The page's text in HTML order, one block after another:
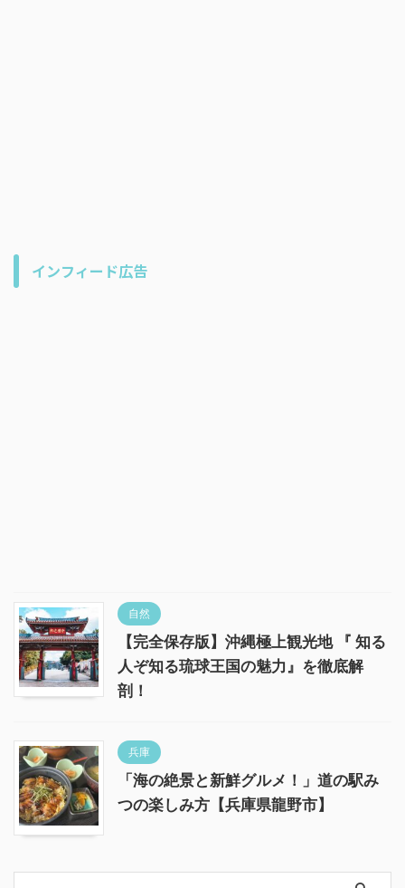
インフィード広告
自然
【完全保存版】沖縄極上観光地 『 知る
人ぞ知る琉球王国の魅力』を徹底解
剖！
兵庫
「海の絶景と新鮮グルメ！」道の駅み
つの楽しみ方【兵庫県龍野市】